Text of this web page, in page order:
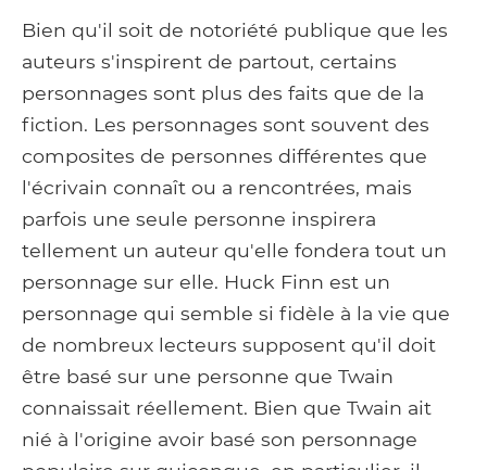
Bien qu'il soit de notoriété publique que les
auteurs s'inspirent de partout, certains
personnages sont plus des faits que de la
fiction. Les personnages sont souvent des
composites de personnes différentes que
l'écrivain connaît ou a rencontrées, mais
parfois une seule personne inspirera
tellement un auteur qu'elle fondera tout un
personnage sur elle. Huck Finn est un
personnage qui semble si fidèle à la vie que
de nombreux lecteurs supposent qu'il doit
être basé sur une personne que Twain
connaissait réellement. Bien que Twain ait
nié à l'origine avoir basé son personnage